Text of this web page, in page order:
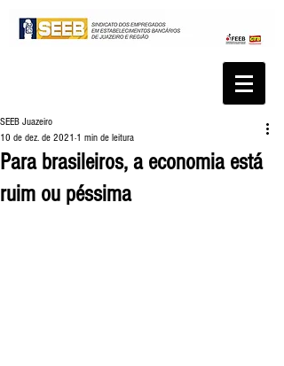
Para brasileiros, a economia está
ruim ou péssima
SEEB Juazeiro
10 de dez. de 2021 1 min de leitura